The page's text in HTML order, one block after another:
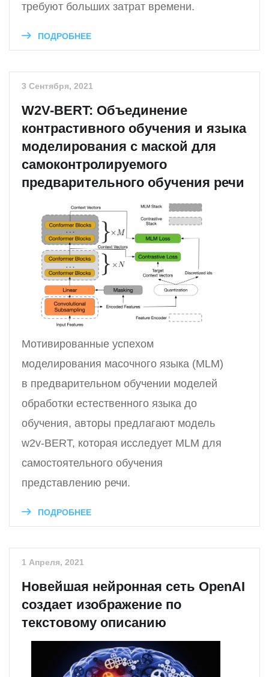
требуют больших затрат времени.
ПОДРОБНЕЕ
3 Сентября, 2021
W2V-BERT: Объединение
контрастивного обучения и языка
моделирования с маской для
самоконтролируемого
предварительного обучения речи
Мотивированные успехом
моделирования масочного языка (MLM)
в предварительном обучении моделей
обработки естественного языка до
обучения, авторы предлагают модель
w2v-BERT, которая исследует MLM для
самостоятельного обучения
представлению речи.
ПОДРОБНЕЕ
1 Апреля, 2021
Новейшая нейронная сеть OpenAI
создает изображение по
текстовому описанию